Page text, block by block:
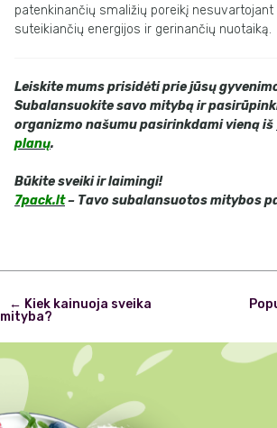
patenkinančių smaližių poreikį nesuvartojant
suteikiančių energijos ir gerinančių nuotaiką.
Leiskite mums prisidėti prie jūsų
Subalansuokitesavo mitybą ir
organizmo našumu pasirinkdami vieną iš
planų.
Būkite sveiki irlaimingi!
7pack.lt– Tavo subalansuotos mitybos
Post
navigation
← Kiek kainuoja sveika
mityba?